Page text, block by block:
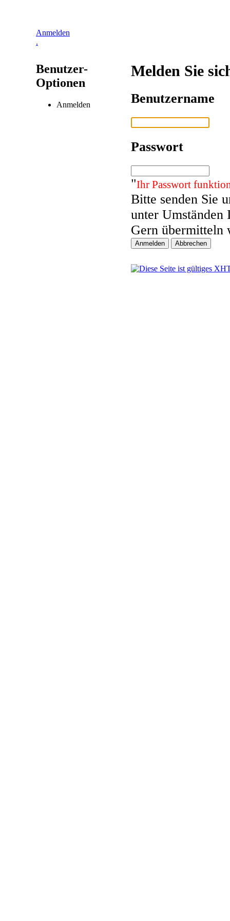
Anmelden
.
Benutzer-
Optionen
Anmelden
Melden Sie
Benutzername
Passwort
"Ihr Passwort
Bitte senden Sie
unter Umständen
Gern übermitteln